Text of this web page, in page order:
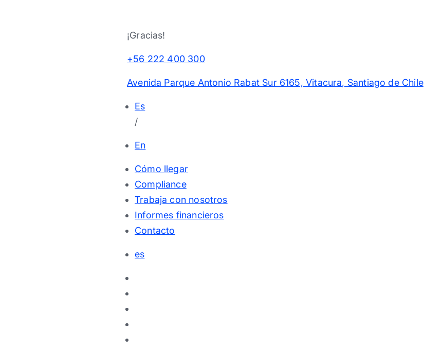
¡Gracias!
+56 222 400 300
Avenida Parque Antonio Rabat Sur 6165, Vitacura, Santiago de Chile
Es
/
En
Cómo llegar
Compliance
Trabaja con nosotros
Informes financieros
Contacto
es